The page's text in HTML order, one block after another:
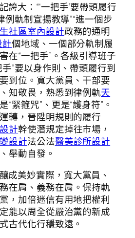
誇大：“‘一把手’要帶頭履行
例軌制宣揚教導”“進一個步
社區室內設計政務的通明
計個地域、一個部分軌制履
在“一把手”。各級引導班子
”要以身作則、帶頭履行到
到位。寬大黨員、干部要
知敬畏，熟悉到律例軌天
“緊箍咒”、更是“護身符”。
轉，晉陞明規則的履行
計幹使潛規定掉往市場，
設計法公法醫美診所設計
舉動自發。
成美妙實際，寬大黨員、
務在肩、義務在肩。保持軌
，加倍迷信有用地把權利
能以周全從嚴治黨的新成
古代化行穩致遠。